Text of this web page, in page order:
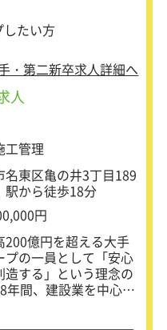
歓迎＞
のグループで活動して
で行います。一人行動
心してください。
給与は固定給が保証
心。
を通してお客様との
係を築いてくださ
＞
て、丸八グループの
ドについて学んでい
ら、ふとんの製造工
こと、ビジネスマナー
を増やします。
を重ねて、お客さま
たい方
・第二新卒求人詳細へ
人
工管理
名東区亀の井3丁目189
駅から徒歩18分
円
200億円を超える大手
プの一員として「安心
造する」という理念の
年間、建設業を中心に